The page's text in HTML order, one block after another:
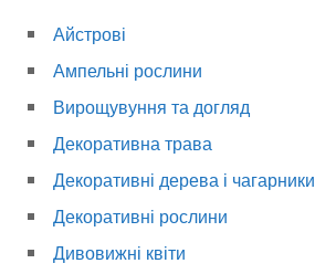
Айстрові
Ампельні рослини
Вирощувуння та догляд
Декоративна трава
Декоративні дерева і чагарники
Декоративні рослини
Дивовижні квіти